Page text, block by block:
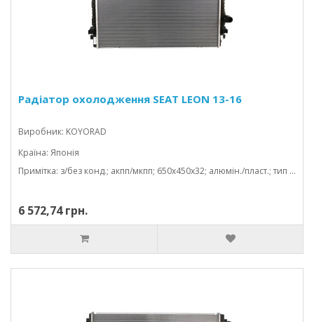
Радіатор охолодження SEAT LEON 13-16
Виробник: KOYORAD
Країна: Японія
Примітка: з/без конд.; акпп/мкпп; 650x450x32; алюмін./пласт.; тип valeo; (2.0 tdi); паяний
6 572,74 грн.